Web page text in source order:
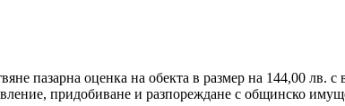
пазарна оценка на обекта в размер на 144,00 лв.
придобиване и разпореждане с общинско